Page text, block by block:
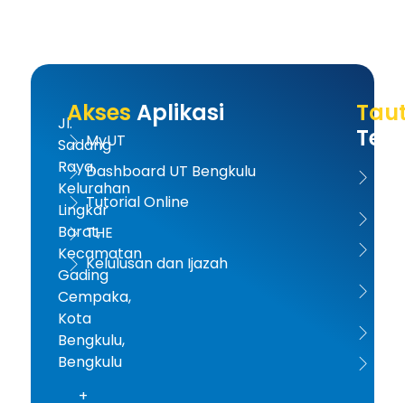
Jl.
Sadang
Raya,
Kelurahan
Lingkar
Barat,
Kecamatan
Gading
Cempaka,
Kota
Bengkulu,
Bengkulu
+
Akses Aplikasi
MyUT
Dashboard UT Bengkulu
Tutorial Online
THE
Kelulusan dan Ijazah